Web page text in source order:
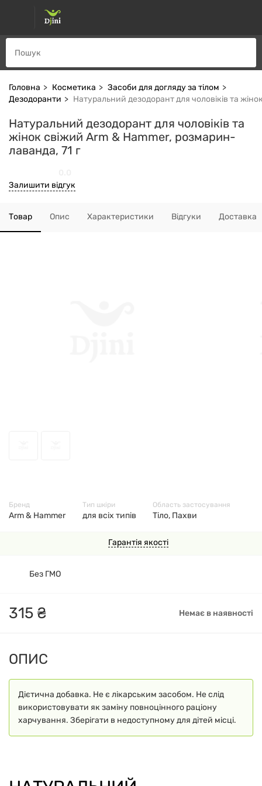
Головна Косметика
Засоби для догляду за тілом
Дезодоранти
Натуральний дезодорант для чоловіків та
Натуральний дезодорант для чоловіків та
жінок свіжий Arm & Hammer, розмарин-
лаванда, 71 г
Залишити відгук
Товар Опис Характеристики Відгуки Доставка
Гарантія якості
315 ₴ Немає в наявності
Без ГМО
Бренд
Arm & Hammer
Тип шкіри
для всіх типів
Область застосування
Тіло, Пахви
ОПИС
Дієтична добавка. Не є лікарським засобом. Не слід
використовувати як заміну повноцінного раціону
харчування. Зберігати в недоступному для дітей місці.